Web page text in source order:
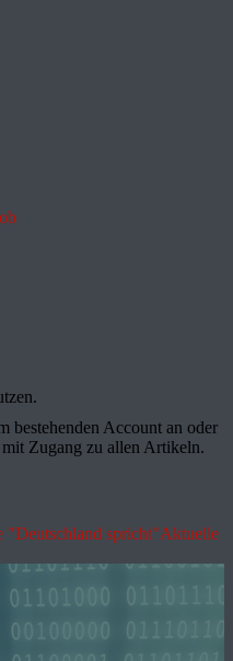
bestehenden Account an oder
Zugang zu allen Artikeln.
"Deutschland spricht"Aktuelle